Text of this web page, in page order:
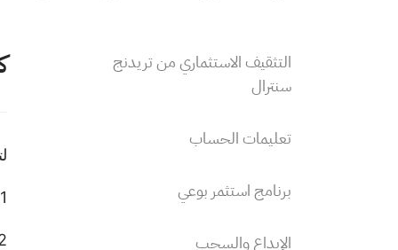
التثقيف الاستثماري من تريدنج
سنترال
تعليمات الحساب
برنامج استثمر بوعي
الإيداع والسحب
1. انقر على "المحفظة" الموجودة في أسفل الصفحة.
2. انقر على "تحويلات" في